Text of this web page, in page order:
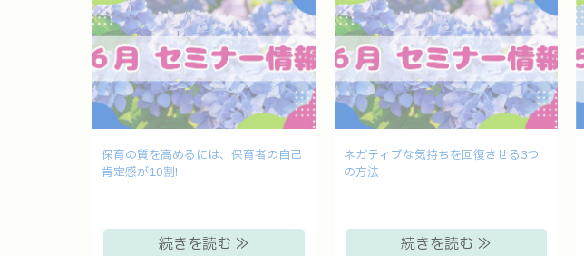
保育の質を高めるには、保育者の自己
肯定感が10割!
続きを読む ≫
ネガティブな気持ちを回復させる3つ
の方法
続きを読む ≫